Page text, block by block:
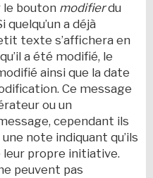
le bouton modifierdu
a déjà
texte s’affichera en
a été modifié, le
ainsi que la date
Ce message
ou un
cependant ils
note indiquant qu’ils
propre initiative.
peuvent pas